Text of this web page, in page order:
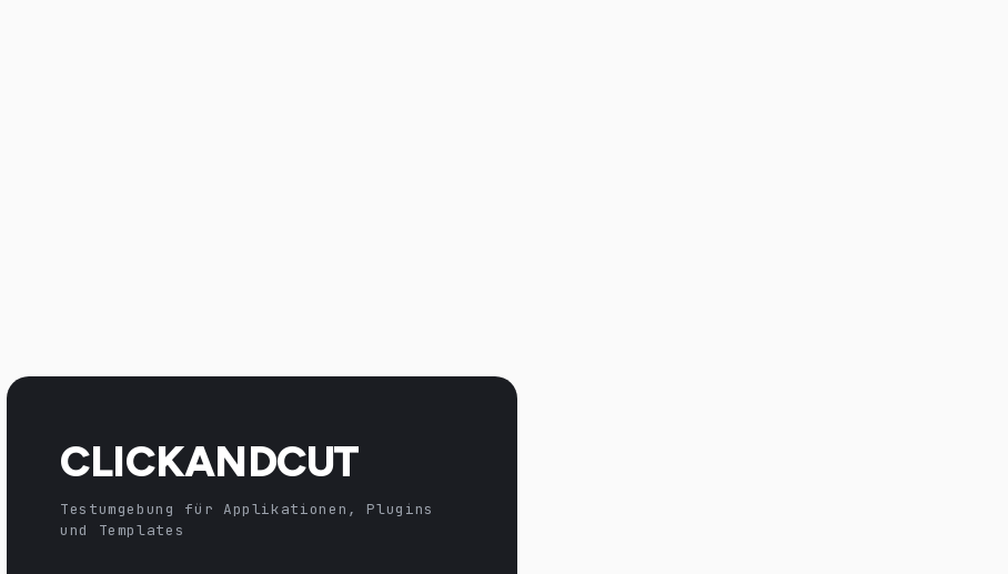
CLICKANDCUT
Testumgebung für Applikationen, Plugins
und Templates